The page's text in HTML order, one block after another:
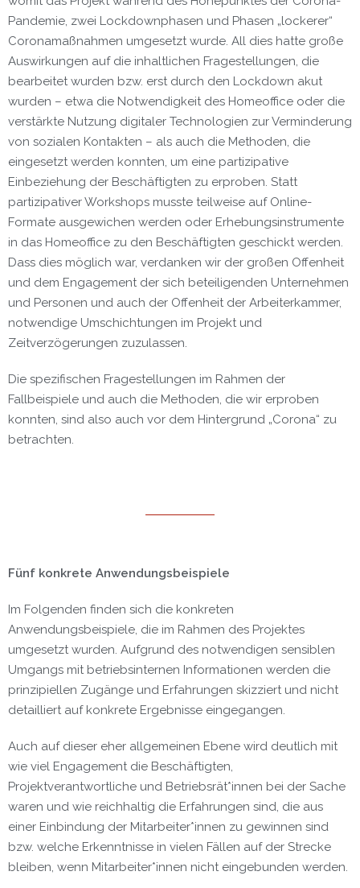
Pandemie, zwei Lockdownphasen und Phasen „lockerer“
Coronamaßnahmen umgesetzt wurde. All dies hatte große
Auswirkungen auf die inhaltlichen Fragestellungen, die
bearbeitet wurden bzw. erst durch den Lockdown akut
wurden – etwa die Notwendigkeit des Homeoffice oder die
verstärkte Nutzung digitaler Technologien zur Verminderung
von sozialen Kontakten – als auch die Methoden, die
eingesetzt werden konnten, um eine partizipative
Einbeziehung der Beschäftigten zu erproben. Statt
partizipativer Workshops musste teilweise auf Online-
Formate ausgewichen werden oder Erhebungsinstrumente
in das Homeoffice zu den Beschäftigten geschickt werden.
Dass dies möglich war, verdanken wir der großen Offenheit
und dem Engagement der sich beteiligenden Unternehmen
und Personen und auch der Offenheit der Arbeiterkammer,
notwendige Umschichtungen im Projekt und
Zeitverzögerungen zuzulassen.
Die spezifischen Fragestellungen im Rahmen der
Fallbeispiele und auch die Methoden, die wir erproben
konnten, sind also auch vor dem Hintergrund „Corona“ zu
betrachten.
Fünf konkrete Anwendungsbeispiele
Im Folgenden finden sich die konkreten
Anwendungsbeispiele, die im Rahmen des Projektes
umgesetzt wurden. Aufgrund des notwendigen sensiblen
Umgangs mit betriebsinternen Informationen werden die
prinzipiellen Zugänge und Erfahrungen skizziert und nicht
detailliert auf konkrete Ergebnisse eingegangen.
Auch auf dieser eher allgemeinen Ebene wird deutlich mit
wie viel Engagement die Beschäftigten,
Projektverantwortliche und Betriebsrät*innen bei der Sache
waren und wie reichhaltig die Erfahrungen sind, die aus
einer Einbindung der Mitarbeiter*innen zu gewinnen sind
bzw. welche Erkenntnisse in vielen Fällen auf der Strecke
bleiben, wenn Mitarbeiter*innen nicht eingebunden werden.